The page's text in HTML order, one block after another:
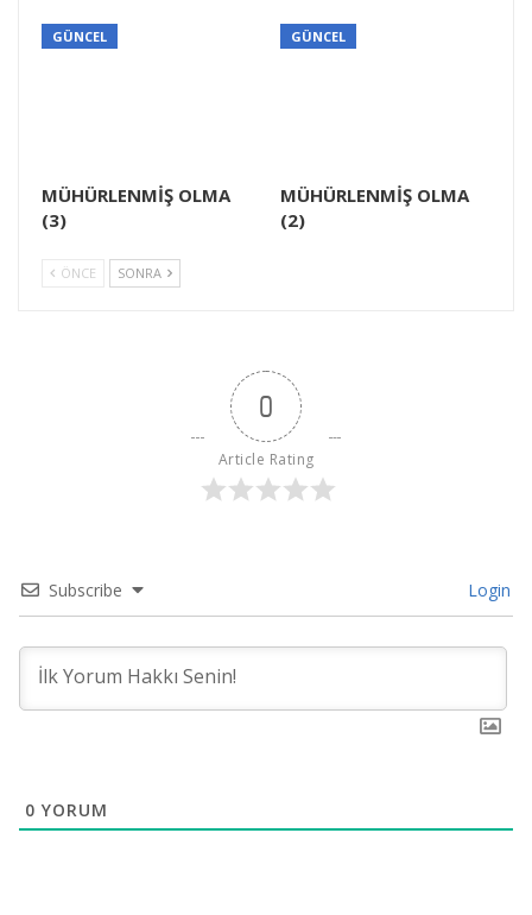
GÜNCEL
MÜHÜRLENMİŞ OLMA
(3)
GÜNCEL
MÜHÜRLENMİŞ OLMA
(2)
ÖNCE SONRA
0
Article Rating
Subscribe Login
0 YORUM